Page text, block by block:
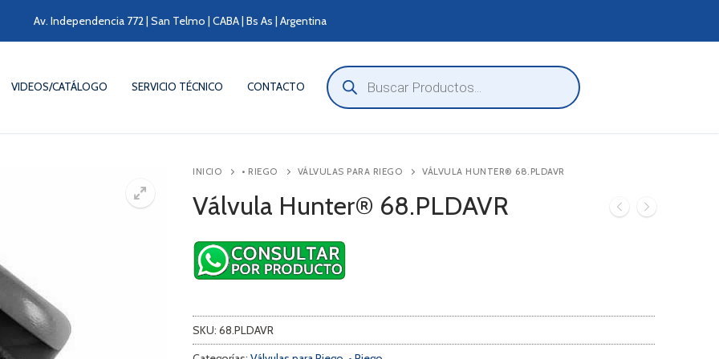
Av. Independencia 772 | San Telmo | CABA | Bs As | Argentina
VIDEOS/CATÁLOGO SERVICIO TÉCNICO CONTACTO
Búsqueda
de
productos
INICIO • RIEGO VÁLVULAS PARA RIEGO VÁLVULA HUNTER® 68.PLDAVR
Válvula Hunter® 68.PLDAVR
SKU: 68.PLDAVR